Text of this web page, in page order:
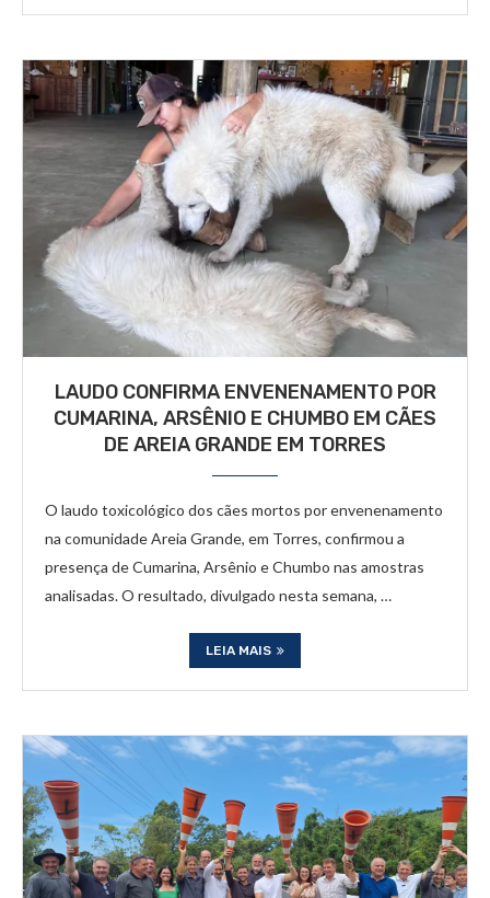
LAUDO CONFIRMA ENVENENAMENTO POR
CUMARINA, ARSÊNIO E CHUMBO EM CÃES
DE AREIA GRANDE EM TORRES
O laudo toxicológico dos cães mortos por envenenamento
na comunidade Areia Grande, em Torres, confirmou a
presença de Cumarina, Arsênio e Chumbo nas amostras
analisadas. O resultado, divulgado nesta semana, …
LEIA MAIS